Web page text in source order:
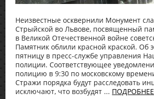
Неизвестные осквернили Монумент
Стрыйской во Львове, посвященный
в Великой Отечественной войне
Памятник облили красной краской. Об
пятницу в пресс-службе управления
полиции. Соответствующее
полицию в 9:30 по московскому
Стражи порядка будут расследовать
исключают, что возбудят ...